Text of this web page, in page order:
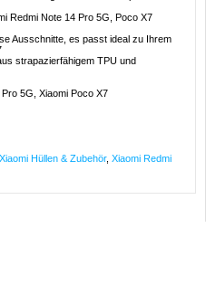
Redmi Note 14 Pro 5G, Poco X7
Ausschnitte, es passt ideal zu Ihrem
strapazierfähigem TPU und
5G, Xiaomi Poco X7
Xiaomi Hüllen & Zubehör, Xiaomi Redmi